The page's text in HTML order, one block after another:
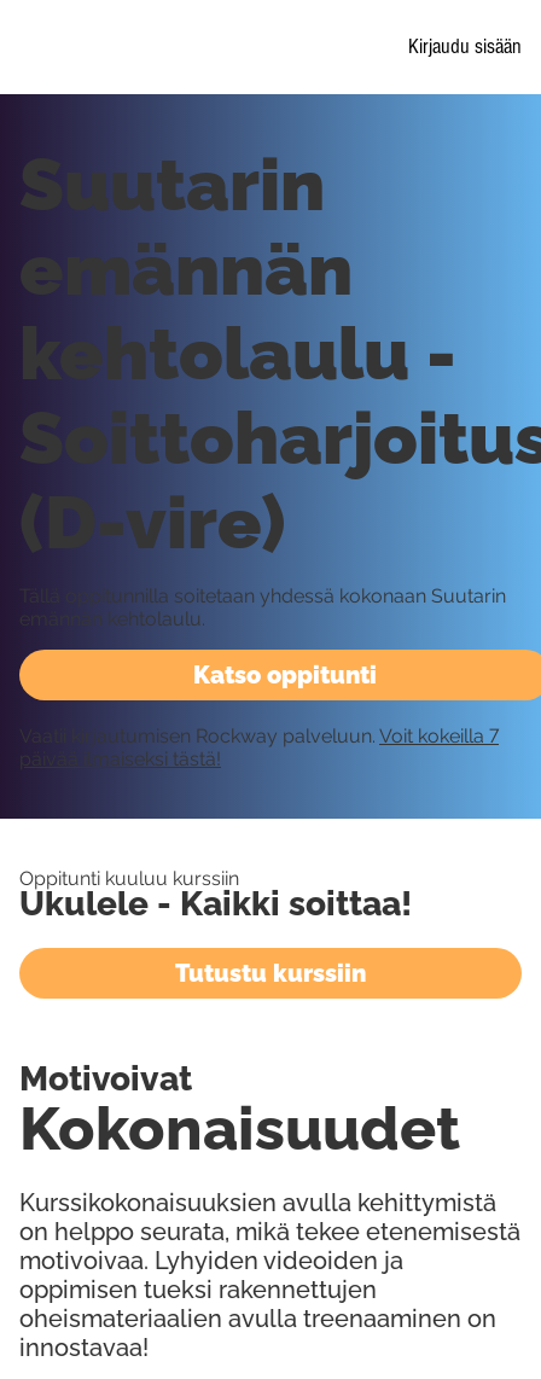
Kirjaudu sisään
Katso oppitunti
Suutarin
emännän
kehtolaulu -
(D-vire)
Tällä oppitunnilla soitetaan yhdessä kokonaan Suutarin
emännän kehtolaulu.
Vaatii kirjautumisen Rockway palveluun. Voit kokeilla 7
päivää ilmaiseksi tästä!
Oppitunti kuuluu kurssiin
Ukulele - Kaikki soittaa!
Tutustu kurssiin
Kurssikokonaisuuksien avulla kehittymistä
on helppo seurata, mikä tekee etenemisestä
motivoivaa. Lyhyiden videoiden ja
oppimisen tueksi rakennettujen
oheismateriaalien avulla treenaaminen on
innostavaa!
Kokonaisuudet
Motivoivat